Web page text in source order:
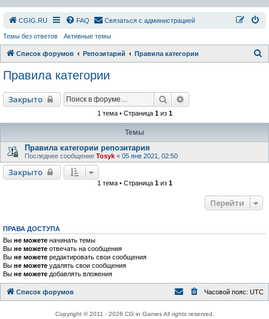
СGIG.RU FAQ Связаться с администрацией
Темы без ответов Активные темы
Список форумов Репозитарий Правила категории
Правила категории
Закрыто Поиск
1 тема • Страница 1из 1
Темы
Правила категории репозитария
Последнее сообщение Tosyk « 05 янв 2021, 02:50
Закрыто
1 тема • Страница 1из 1
Перейти
ПРАВА ДОСТУПА
Вы не можете начинать темы
Вы не можете отвечать на сообщения
Вы не можете редактировать свои сообщения
Вы не можете удалять свои сообщения
Вы не можете добавлять вложения
Список форумов Часовой пояс: UTC
Copyright © 2011 - 2026 CG in Games All rights reserved.